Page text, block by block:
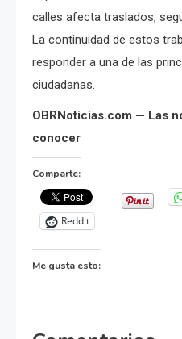
calles afecta traslados,
La continuidad de estos
responder a una de las
ciudadanas.
OBRNoticias.com — Las
conocer
Comparte:
Reddit
Me gusta esto: